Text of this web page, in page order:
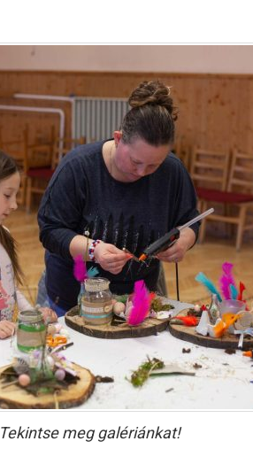
Tekintse meg galériánkat!